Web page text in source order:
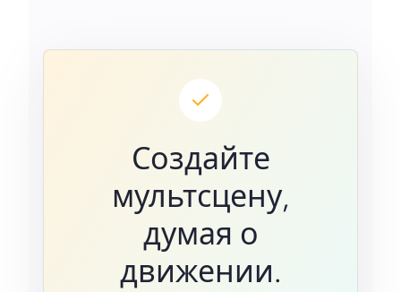
Создайте
мультсцену,
думая о
движении.